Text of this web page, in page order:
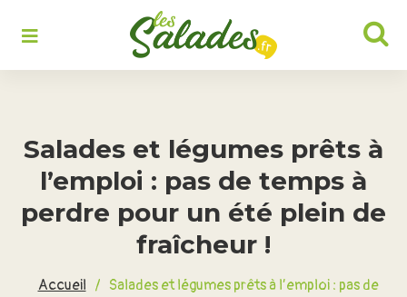
Salades et légumes prêts à
l’emploi : pas de temps à
perdre pour un été plein de
fraîcheur !
Accueil / Salades et légumes prêts à l’emploi : pas de